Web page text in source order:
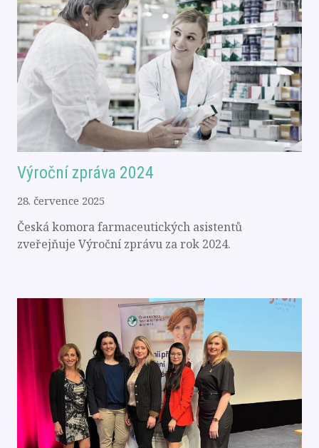
Výroční zpráva 2024
28. července 2025
Česká komora farmaceutických asistentů
zveřejňuje Výroční zprávu za rok 2024.